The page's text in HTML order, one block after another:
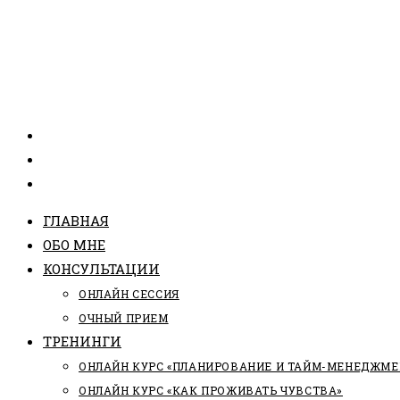
ГЛАВНАЯ
ОБО МНЕ
КОНСУЛЬТАЦИИ
ОНЛАЙН СЕССИЯ
ОЧНЫЙ ПРИЕМ
ТРЕНИНГИ
ОНЛАЙН КУРС «ПЛАНИРОВАНИЕ И ТАЙМ-
ОНЛАЙН КУРС «КАК ПРОЖИВАТЬ ЧУВСТВА»